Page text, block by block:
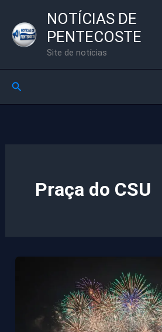
para
NOTÍCIAS DE
PENTECOSTE
Site de notícias
Pesquisar
Praça do CSU